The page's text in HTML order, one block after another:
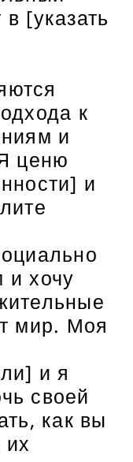
[указать
к
и
ценю
и
хочу
мир. Моя
и я
своей
как вы
их